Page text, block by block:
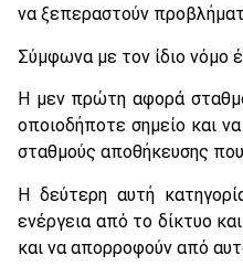
να ξεπεραστούν
Σύμφωνα με τον ίδιο νόμο
Η μεν πρώτη αφορά
οποιοδήποτε σημείο και
σταθμούς αποθήκευσης
Η δεύτερη αυτή
ενέργεια από το δίκτυο
και να απορροφούν από